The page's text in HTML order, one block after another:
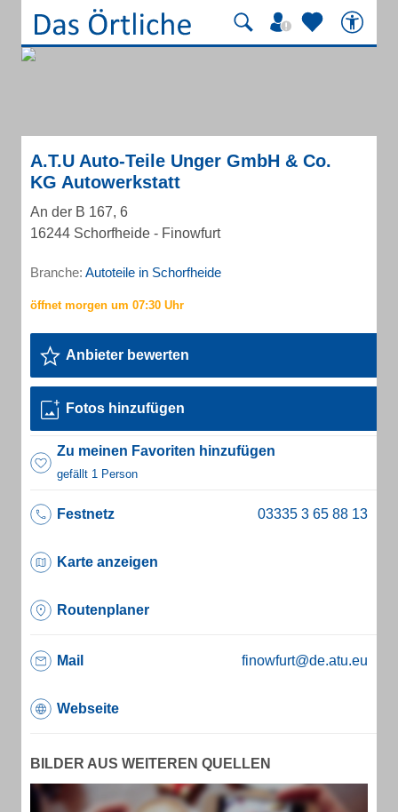
A.T.U Auto-Teile Unger GmbH & Co.
KG Autowerkstatt
An der B 167, 6
16244 Schorfheide - Finowfurt
Branche: Autoteile in Schorfheide
Anbieter bewerten
Fotos hinzufügen
Zu meinen Favoriten hinzufügen
gefällt 1 Person
Festnetz
Karte anzeigen
Routenplaner
Mail finowfurt@de.atu.eu
Webseite
BILDER AUS WEITEREN QUELLEN